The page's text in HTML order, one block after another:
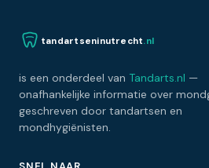
tandartseninutrecht.nl
is een onderdeel van Tandarts.nl —
onafhankelijke informatie over
geschreven door tandartsen en
mondhygiënisten.